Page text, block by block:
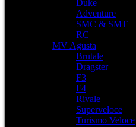
Duke
Adventure
SMC & SMT
RC
MV Agusta
Brutale
Dragster
F3
F4
Rivale
Superveloce
Turismo Veloce